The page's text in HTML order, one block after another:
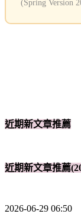
(Spring Version
近期新文章推薦
近期新文章推薦
2026-06-29 06:50